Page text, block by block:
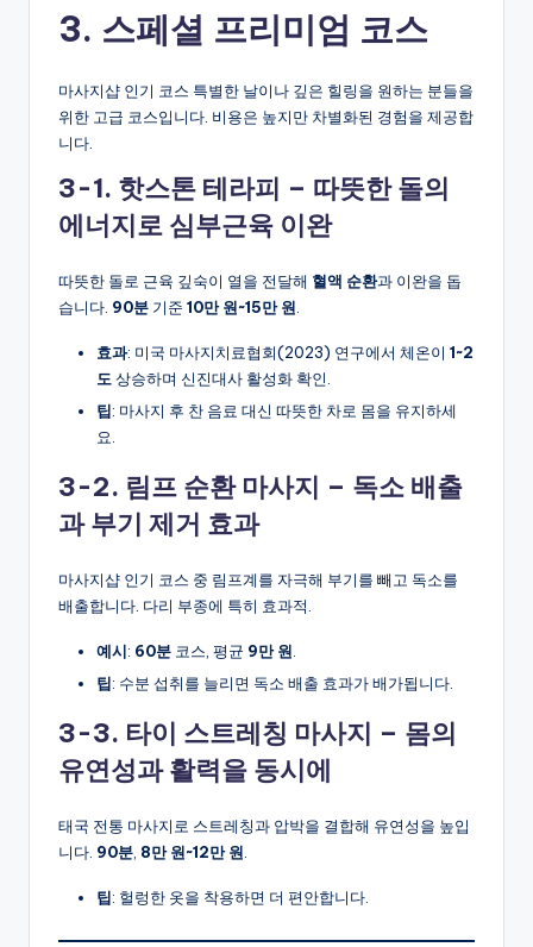
3. 스페셜 프리미엄 코스
마사지샵 인기 코스 특별한 날이나 깊은 힐링을 원하는 분들을
위한 고급 코스입니다. 비용은 높지만 차별화된 경험을 제공합
니다.
3-1. 핫스톤 테라피 – 따뜻한 돌의
에너지로 심부근육 이완
따뜻한 돌로 근육 깊숙이 열을 전달해 혈액 순환과 이완을 돕
습니다. 90분 기준 10만 원~15만 원
효과: 미국 마사지치료협회(2023) 연구에서 체온이 1~2
도 상승하며 신진대사 활성화 확인.
팁: 마사지 후 찬 음료 대신 따뜻한 차로 몸을 유지하세
요.
3-2. 림프 순환 마사지 – 독소 배출
과 부기 제거 효과
마사지샵 인기 코스 중 림프계를 자극해 부기를 빼고 독소를
배출합니다. 다리 부종에 특히 효과적.
예시: 60분 코스, 평균 9만 원
팁: 수분 섭취를 늘리면 독소 배출 효과가 배가됩니다.
3-3. 타이 스트레칭 마사지 – 몸의
유연성과 활력을 동시에
태국 전통 마사지로 스트레칭과 압박을 결합해 유연성을 높입
니다. 90분 8만 원~12만 원
팁: 헐렁한 옷을 착용하면 더 편안합니다.